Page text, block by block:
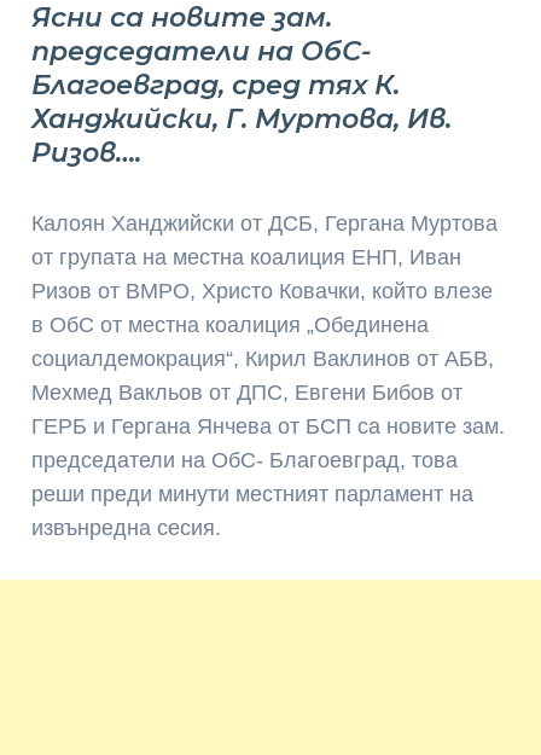
Ясни са новите зам.
председатели на ОбС-
Благоевград, сред тях К.
Ханджийски, Г. Муртова, Ив.
Ризов….
Калоян Ханджийски от ДСБ, Гергана Муртова
от групата на местна коалиция ЕНП, Иван
Ризов от ВМРО, Христо Ковачки, който влезе
в ОбС от местна коалиция „Обединена
социалдемокрация“, Кирил Ваклинов от АБВ,
Мехмед Вакльов от ДПС, Евгени Бибов от
ГЕРБ и Гергана Янчева от БСП са новите зам.
председатели на ОбС- Благоевград, това
реши преди минути местният парламент на
извънредна сесия.